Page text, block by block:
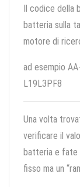
Il codice
batteria sulla
motore di
ad esempio
L19L3PF8
Una volta
verificare il
batteria e fate
fisso ma un